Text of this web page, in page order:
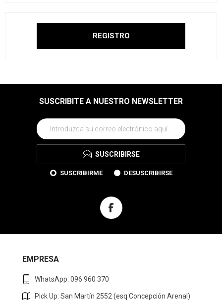
SUSCRIBITE A NUESTRO NEWSLETTER
SUSCRIBIRSE
SUSCRIBIRME DESUSCRIBIRSE
EMPRESA
WhatsApp: 096 960 370
Pick Up: San Martín 2552 (esq Concepción Arenal)